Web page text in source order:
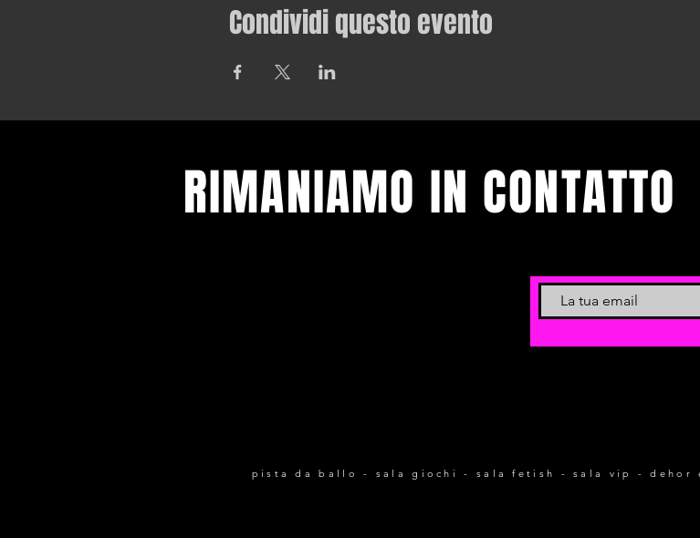
Condividi questo evento
RIMANIAMO IN CONTATTO
pista da ballo - sala giochi - sala fetish - sala vip -